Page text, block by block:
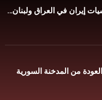
إيران في العراق ولبنان…
من المدخنة السورية